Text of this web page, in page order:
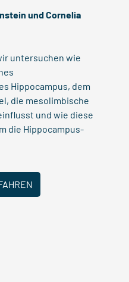
undCornelia
untersuchen wie
Hippocampus, dem
die mesolimbische
und wie diese
die Hippocampus-